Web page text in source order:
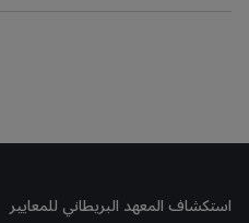
استكشاف المعهد البريطاني للمعايير